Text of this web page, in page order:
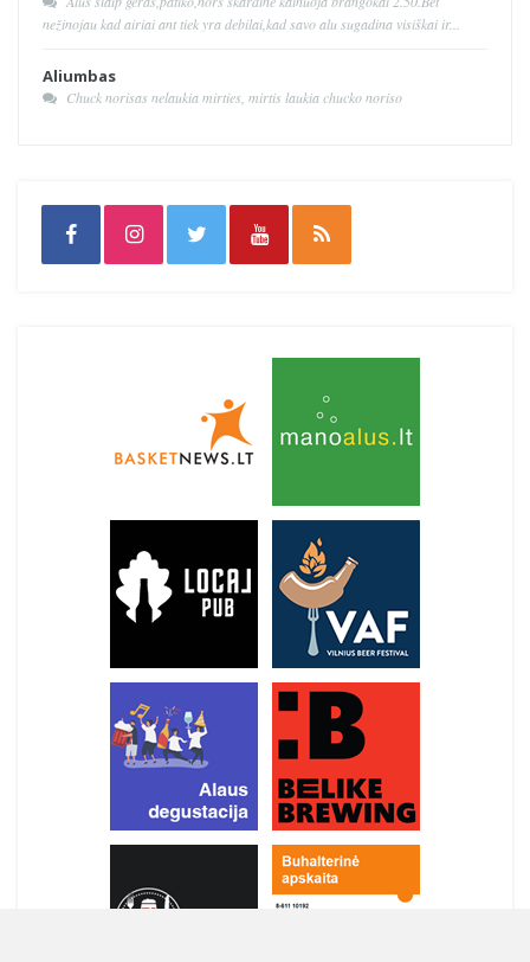
nežinojau kad airiai ant tiek yra debilai,kad savo alu sugadina visiškai ir...
Aliumbas
Chuck norisas nelaukia mirties, mirtis laukia chucko noriso